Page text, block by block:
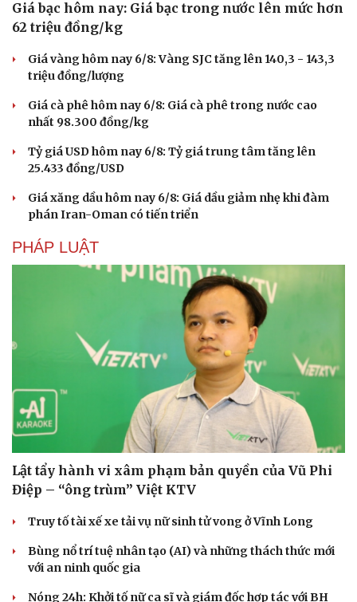
Giá bạc hôm nay: Giá bạc trong nước lên mức hơn
62 triệu đồng/kg
Giá vàng hôm nay 6/8: Vàng SJC tăng lên 140,3 - 143,3
triệu đồng/lượng
Giá cà phê hôm nay 6/8: Giá cà phê trong nước cao
nhất 98.300 đồng/kg
Tỷ giá USD hôm nay 6/8: Tỷ giá trung tâm tăng lên
25.433 đồng/USD
Giá xăng dầu hôm nay 6/8: Giá dầu giảm nhẹ khi đàm
phán Iran-Oman có tiến triển
PHÁP LUẬT
Lật tẩy hành vi xâm phạm bản quyền của Vũ Phi
Điệp – “ông trùm” Việt KTV
Truy tố tài xế xe tải vụ nữ sinh tử vong ở Vĩnh Long
Bùng nổ trí tuệ nhân tạo (AI) và những thách thức mới
với an ninh quốc gia
Nóng 24h: Khởi tố nữ ca sĩ và giám đốc hợp tác với BH